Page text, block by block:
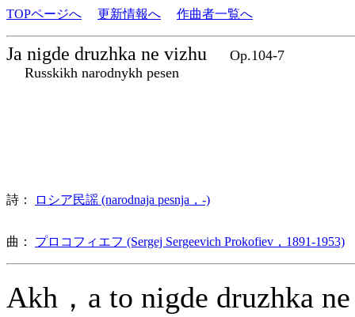
TOPページへ 更新情報へ 作曲者一覧へ
Ja nigde druzhka ne vizhu
Op.104-7
Russkikh narodnykh pesen
詩： ロシア民謡 (narodnaja pesnja，-)
曲： プロコフィエフ (Sergej Sergeevich Prokofiev，1891-1953)
Akh，a to nigde druzhka ne